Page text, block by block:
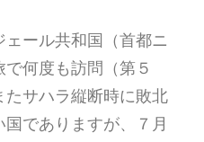
ール共和国（首都ニ
何度も訪問（第５
サハラ縦断時に敗北
でありますが、７月